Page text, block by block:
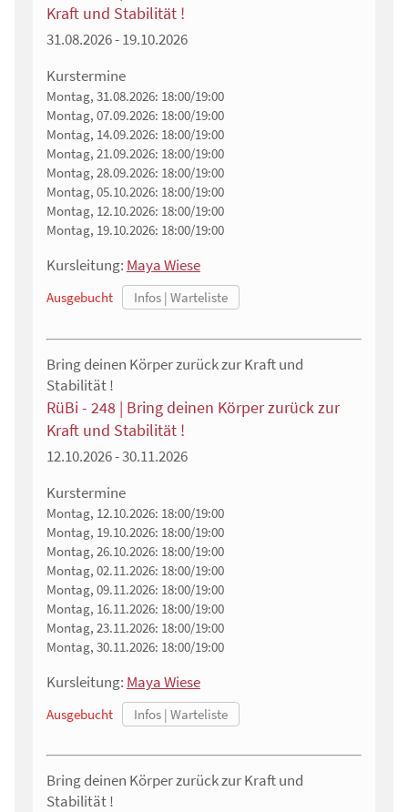
Kraft und Stabilität !
31.08.2026 - 19.10.2026
Kurstermine
Montag, 31.08.2026: 18:00/19:00
Montag, 07.09.2026: 18:00/19:00
Montag, 14.09.2026: 18:00/19:00
Montag, 21.09.2026: 18:00/19:00
Montag, 28.09.2026: 18:00/19:00
Montag, 05.10.2026: 18:00/19:00
Montag, 12.10.2026: 18:00/19:00
Montag, 19.10.2026: 18:00/19:00
Kursleitung: Maya Wiese
Ausgebucht
Bring deinen Körper zurück zur Kraft und
Stabilität !
RüBi - 248 | Bring deinen Körper zurück zur
Kraft und Stabilität !
12.10.2026 - 30.11.2026
Kurstermine
Montag, 12.10.2026: 18:00/19:00
Montag, 19.10.2026: 18:00/19:00
Montag, 26.10.2026: 18:00/19:00
Montag, 02.11.2026: 18:00/19:00
Montag, 09.11.2026: 18:00/19:00
Montag, 16.11.2026: 18:00/19:00
Montag, 23.11.2026: 18:00/19:00
Montag, 30.11.2026: 18:00/19:00
Kursleitung: Maya Wiese
Ausgebucht
Bring deinen Körper zurück zur Kraft und
Stabilität !